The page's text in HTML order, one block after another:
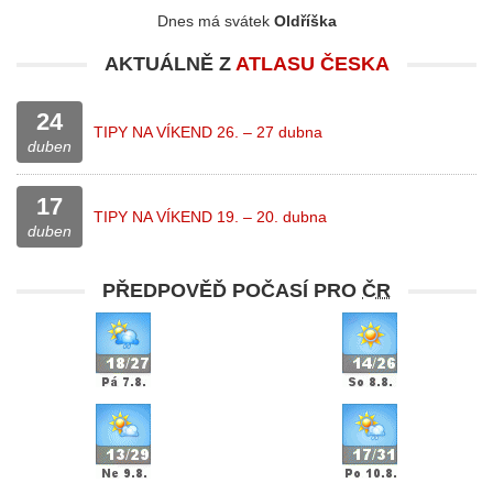
Dnes má svátek Oldříška
AKTUÁLNĚ Z ATLASU ČESKA
24
duben
TIPY NA VÍKEND 26. – 27 dubna
17
duben
TIPY NA VÍKEND 19. – 20. dubna
PŘEDPOVĚĎ POČASÍ PRO ČR